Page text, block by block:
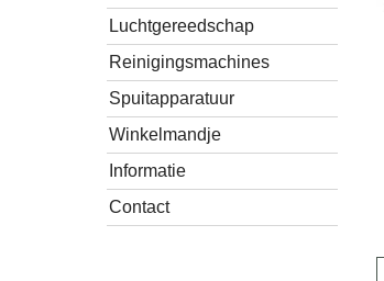
Luchtgereedschap
Reinigingsmachines
Spuitapparatuur
Winkelmandje
Informatie
Contact